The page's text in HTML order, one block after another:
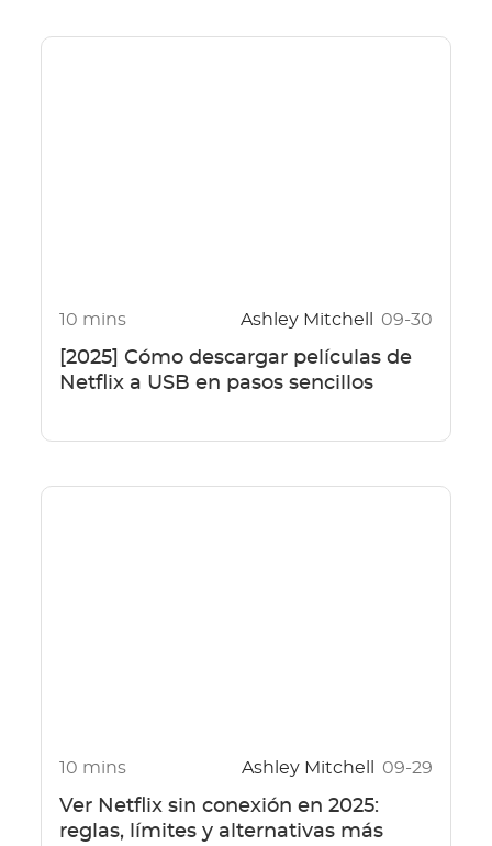
10 mins Ashley Mitchell 09-30
[2025] Cómo descargar películas de
Netflix a USB en pasos sencillos
10 mins Ashley Mitchell 09-29
Ver Netflix sin conexión en 2025:
reglas, límites y alternativas más